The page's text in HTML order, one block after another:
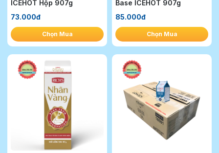
ICEHOT Hộp 907g
73.000đ
Chọn Mua
Base ICEHOT 907g
85.000đ
Chọn Mua